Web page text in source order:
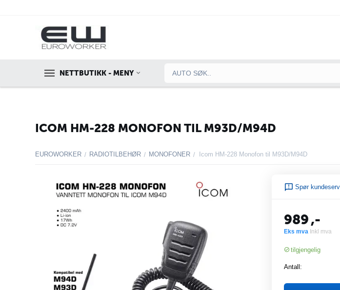
NETTBUTIKK - MENY
ICOM HM-228 MONOFON TIL M93D/M94D
EUROWORKER / RADIOTILBEHØR / MONOFONER / Icom HM-228 Monofon til M93D/M94D
Spør
989,-
Eks mva Inkl mva
tilgjengelig
Antall: